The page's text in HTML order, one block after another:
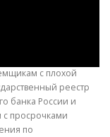
с плохой
реестр
банка России и
с просрочками
по